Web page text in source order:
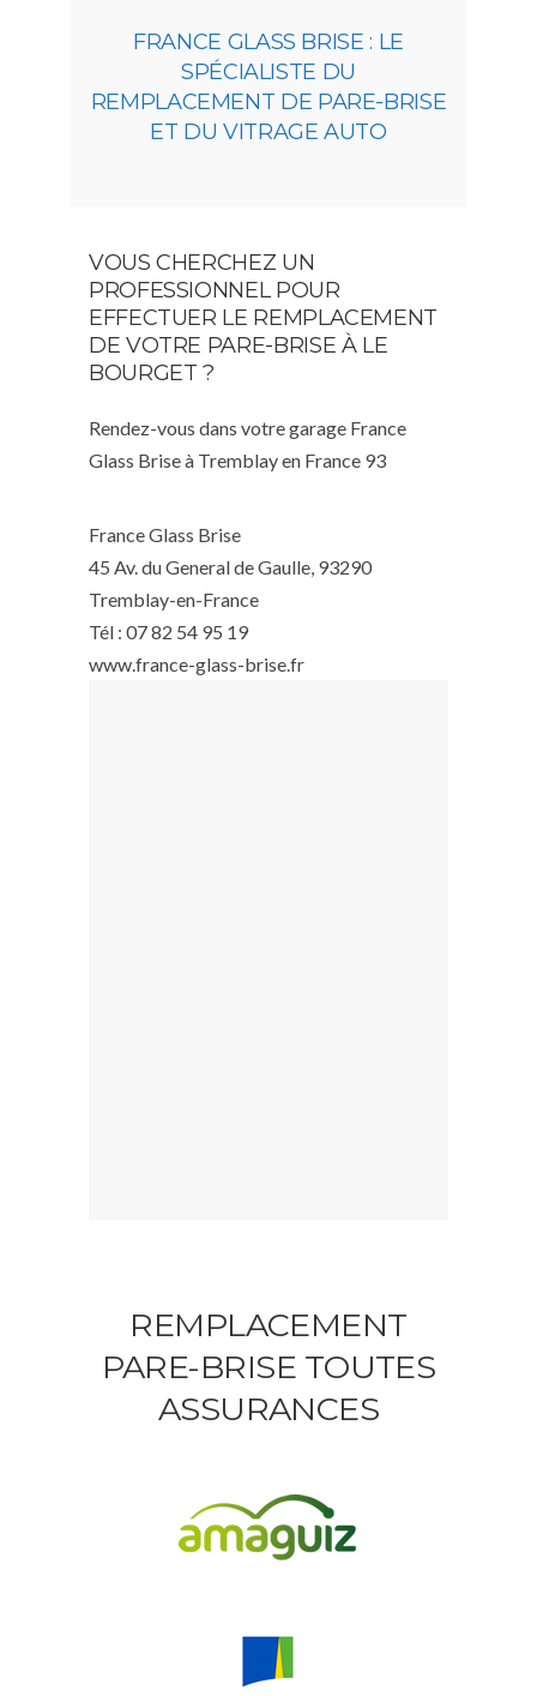
FRANCE GLASS BRISE : LE
SPÉCIALISTE DU
REMPLACEMENT DE PARE-BRISE
ET DU VITRAGE AUTO
VOUS CHERCHEZ UN
PROFESSIONNEL POUR
EFFECTUER LE REMPLACEMENT
DE VOTRE PARE-BRISE À LE
BOURGET ?
Rendez-vous dans votre garage France
Glass Brise à Tremblay en France 93
France Glass Brise
45 Av. du General de Gaulle, 93290
Tremblay-en-France
Tél : 07 82 54 95 19
www.france-glass-brise.fr
REMPLACEMENT
PARE-BRISE TOUTES
ASSURANCES